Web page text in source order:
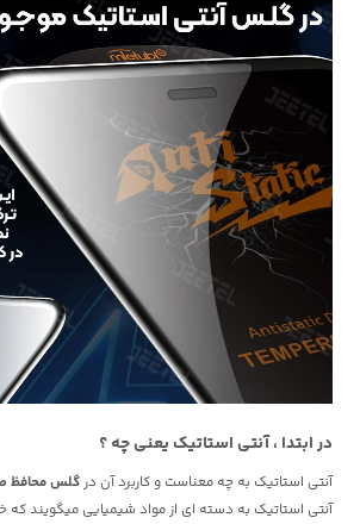
در ابتدا ، آنتی استاتیک یعنی چه ؟
آنتی استاتیک به چه معناست و کاربرد آن درگلس
آنتی استاتیک به دسته ای از مواد شیمیایی میگویند که